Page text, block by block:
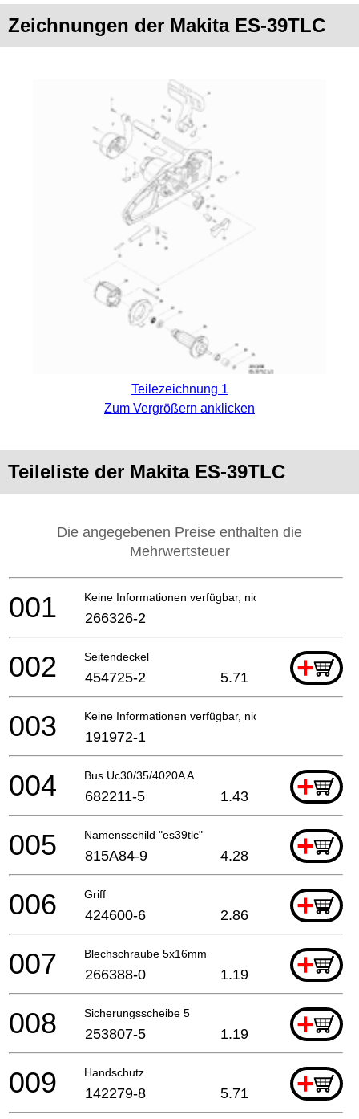
Zeichnungen der Makita ES-39TLC
Teilezeichnung 1
Zum Vergrößern anklicken
Teileliste der Makita ES-39TLC
Die angegebenen Preise enthalten die
Mehrwertsteuer
Keine Informationen verfügbar, nicht bestellbar
001 266326-2
Seitendeckel +
002 454725-2 5.71
Keine Informationen verfügbar, nicht bestellbar
003 191972-1
Bus Uc30/35/4020A A +
004 682211-5 1.43
Namensschild "es39tlc" +
005 815A84-9 4.28
Griff +
006 424600-6 2.86
Blechschraube 5x16mm +
007 266388-0 1.19
Sicherungsscheibe 5 +
008 253807-5 1.19
Handschutz +
009 142279-8 5.71